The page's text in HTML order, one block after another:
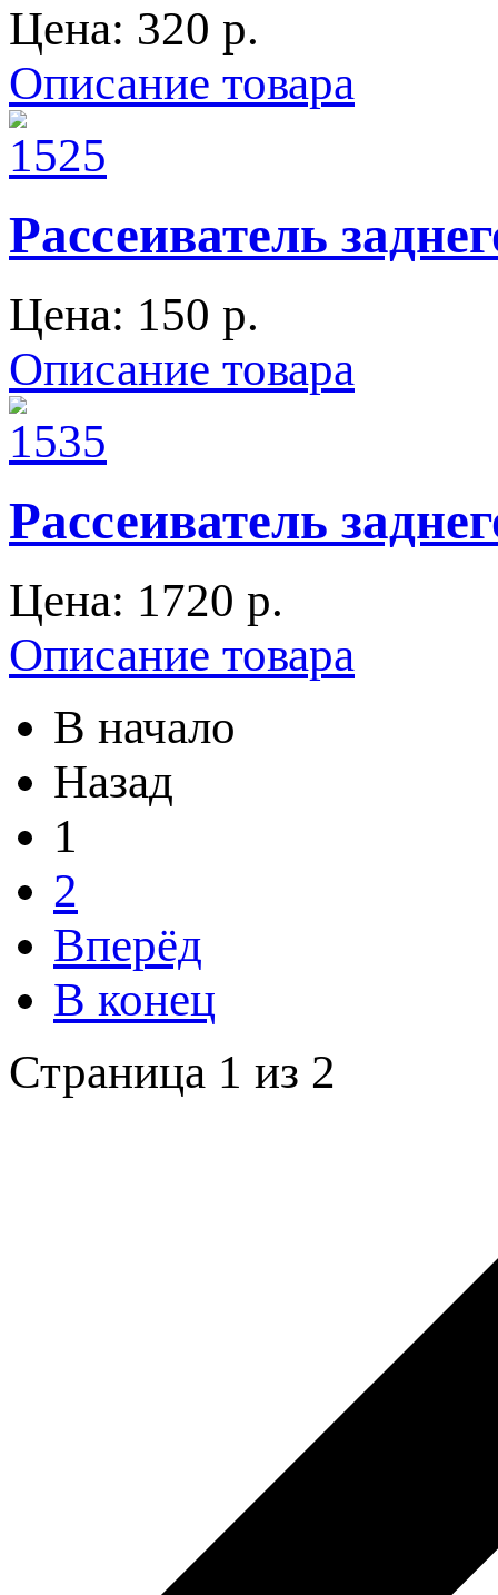
Цена: 320 p.
Описание товара
Рассеиватель
Цена: 150 p.
Описание товара
Рассеиватель
Цена: 1720 p.
Описание товара
В начало
Назад
1
2
Вперёд
В конец
Страница 1 из 2